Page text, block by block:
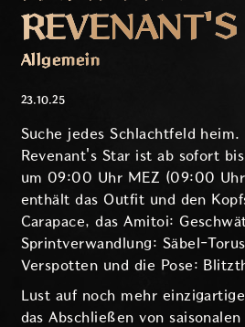
REVENANT'S
Allgemein
23.10.25
Suche jedes Schlachtfeld heim.
Revenant's Star ist ab sofort
um 09:00 Uhr MEZ (09:00
enthält das Outfit und den
Carapace, das Amitoi:
Sprintverwandlung: Säbel-
Verspotten und die Pose:
Lust auf noch mehr
das Abschließen von saisonalen